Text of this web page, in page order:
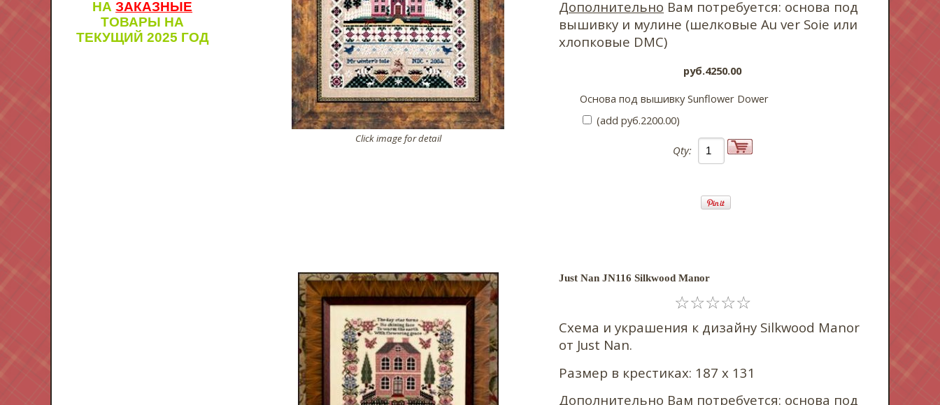
НАЗАКАЗНЫЕ
ТОВАРЫ НА
ТЕКУЩИЙ 2025 ГОД
Click image for detail
Дополнительно Вам потребуется: основа под
вышивку и мулине (шелковые Au ver Soie или
хлопковые DMC)
pyб.4250.00
Основа под вышивку Sunflower Dower
(add pyб.2200.00)
Qty:
Just Nan JN116 Silkwood Manor
☆☆☆☆☆
Схема и украшения к дизайну Silkwood Manor
от Just Nan.
Размер в крестиках: 187 х 131
Дополнительно Вам потребуется: основа под